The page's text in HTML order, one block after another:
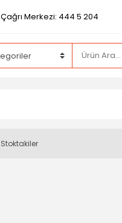
Çağrı Merkezi: 444 5 204
Stoktakiler